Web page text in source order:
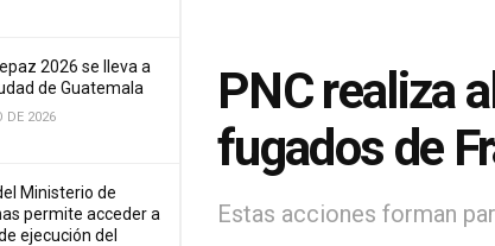
2026 se lleva a
de Guatemala
DE 2026
Ministerio de
permite acceder a
ejecución del
PNC realiza
fugados de
Estas acciones forman